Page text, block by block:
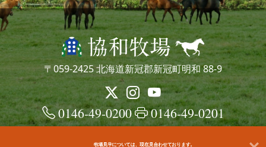
〒059-2425 北海道新冠郡新冠町明和 88-9
0146-49-0200 0146-49-0201
牧場見学については、現在見合わせております。